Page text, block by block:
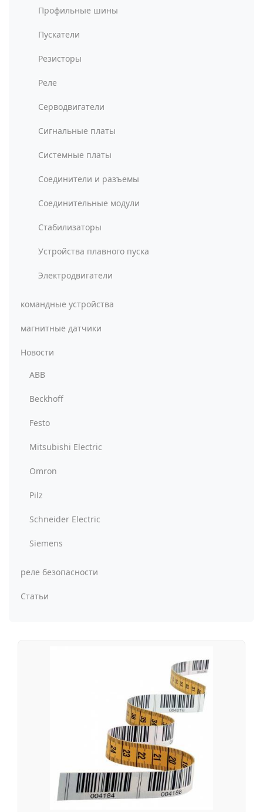
Профильные шины
Пускатели
Резисторы
Реле
Серводвигатели
Сигнальные платы
Системные платы
Соединители и разъемы
Соединительные модули
Стабилизаторы
Устройства плавного пуска
Электродвигатели
командные устройства
магнитные датчики
Новости
ABB
Beckhoff
Festo
Mitsubishi Electric
Omron
Pilz
Schneider Electric
Siemens
реле безопасности
Статьи